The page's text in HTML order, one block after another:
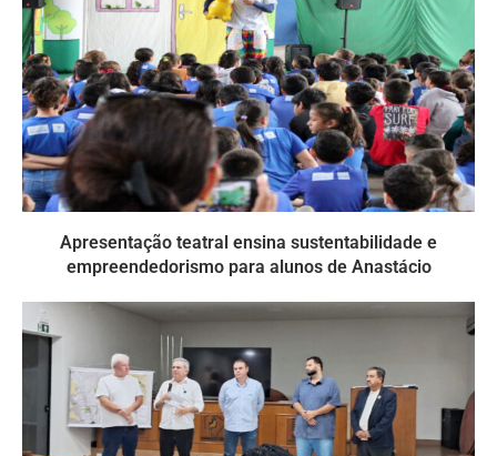
Apresentação teatral ensina sustentabilidade e
empreendedorismo para alunos de Anastácio